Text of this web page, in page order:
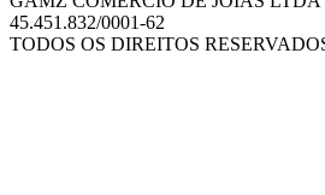
45.451.832/0001-62
TODOS OS DIREITOS